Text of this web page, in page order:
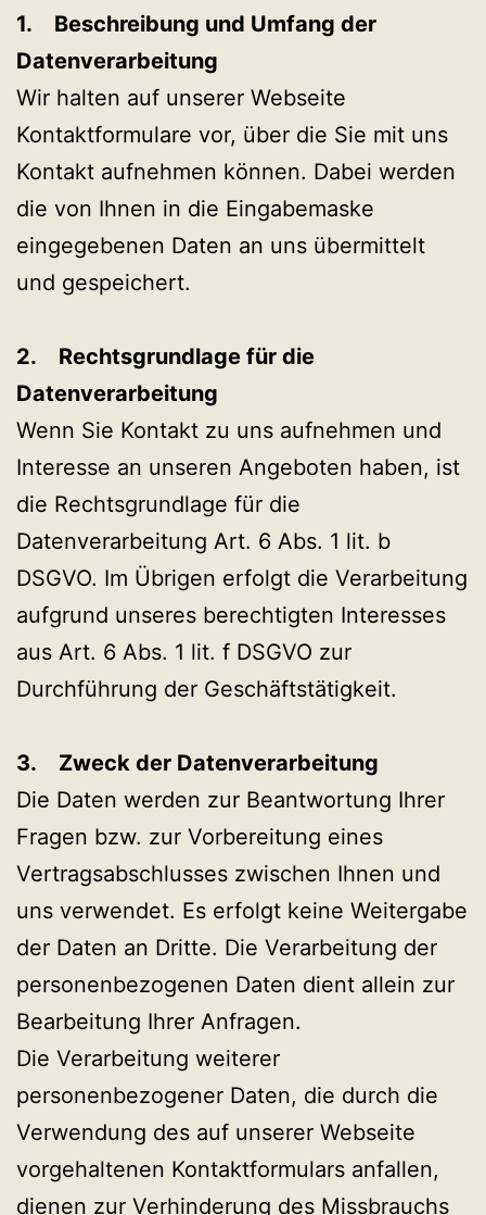
1. Beschreibung und Umfang der
Datenverarbeitung
Wir halten auf unserer Webseite
Kontaktformulare vor, über die Sie mit uns
Kontakt aufnehmen können. Dabei werden
die von Ihnen in die Eingabemaske
eingegebenen Daten an uns übermittelt
und gespeichert.
2. Rechtsgrundlage für die
Datenverarbeitung
Wenn Sie Kontakt zu uns aufnehmen und
Interesse an unseren Angeboten haben, ist
die Rechtsgrundlage für die
Datenverarbeitung Art. 6 Abs. 1 lit. b
DSGVO. Im Übrigen erfolgt die Verarbeitung
aufgrund unseres berechtigten Interesses
aus Art. 6 Abs. 1 lit. f DSGVO zur
Durchführung der Geschäftstätigkeit.
3. Zweck der Datenverarbeitung
Die Daten werden zur Beantwortung Ihrer
Fragen bzw. zur Vorbereitung eines
Vertragsabschlusses zwischen Ihnen und
uns verwendet. Es erfolgt keine Weitergabe
der Daten an Dritte. Die Verarbeitung der
personenbezogenen Daten dient allein zur
Bearbeitung Ihrer Anfragen.
Die Verarbeitung weiterer
personenbezogener Daten, die durch die
Verwendung des auf unserer Webseite
vorgehaltenen Kontaktformulars anfallen,
dienen zur Verhinderung des Missbrauchs